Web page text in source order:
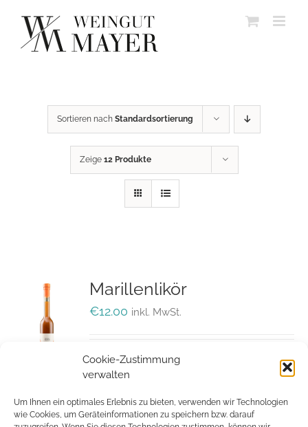
Cookie-Zustimmung
verwalten
Um Ihnen ein optimales Erlebnis zu bieten, verwenden wir Technologien
wie Cookies, um Geräteinformationen zu speichern bzw. darauf
content
Sortieren nach Standardsortierung
Zeige 12 Produkte
Marillenlikör
€12.00 inkl. MwSt.
In den